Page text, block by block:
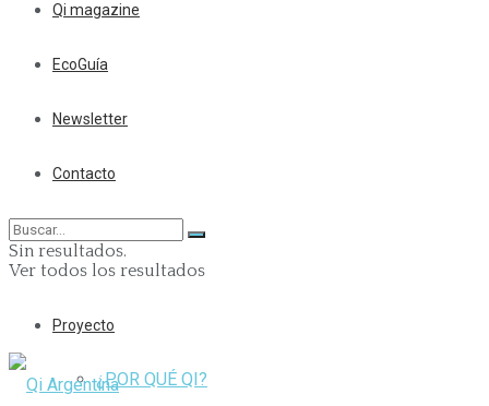
Qi magazine
EcoGuía
Newsletter
Contacto
Sin resultados.
Ver todos los resultados
Proyecto
¿POR QUÉ QI?